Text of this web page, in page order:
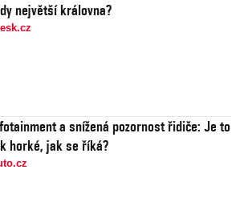
největší královna?
a snížená pozornost řidiče: Je to
horké, jak se říká?